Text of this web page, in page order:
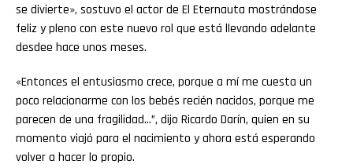
se divierte», sostuvo el actor de El Eternauta mostrándose
feliz y pleno con este nuevo rol que está llevando adelante
desdee hace unos meses.
«Entonces el entusiasmo crece, porque a mí me cuesta un
poco relacionarme con los bebés recién nacidos, porque me
parecen de una fragilidad…”, dijo Ricardo Darín, quien en su
momento viajó para el nacimiento y ahora está esperando
volver a hacer lo propio.